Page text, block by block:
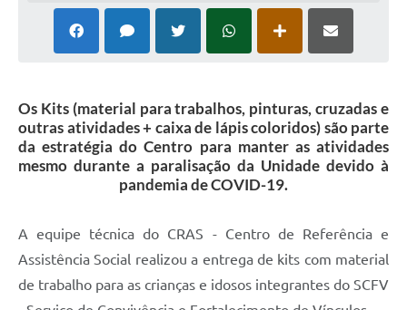
Os Kits (material para trabalhos, pinturas, cruzadas e
outras atividades + caixa de lápis coloridos) são parte
da estratégia do Centro para manter as atividades
mesmo durante a paralisação da Unidade devido à
pandemia de COVID-19.
A equipe técnica do CRAS - Centro de Referência e
Assistência Social realizou a entrega de kits com material
de trabalho para as crianças e idosos integrantes do SCFV